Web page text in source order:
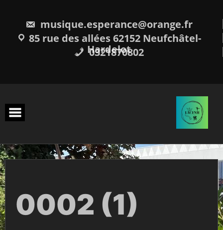
musique.esperance@orange.fr
85 rue des allées 62152 Neufchâtel-
Hardelot
0321870802
0002 (1)